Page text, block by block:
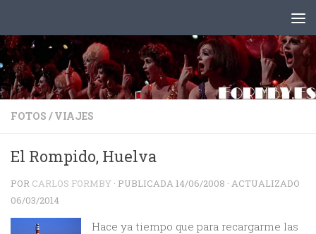
FOTOS / VIAJES
El Rompido, Huelva
POR CARLOS FORMBY · PUBLICADA 14/06/2008 · ACTUALIZADO
06/03/2014
Hace ya tiempo que para recargarme las